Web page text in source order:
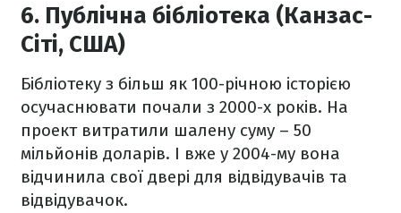
6. Публічна бібліотека (Канзас-
Сіті, США)
Бібліотеку з більш як 100-річною історією
осучаснювати почали з 2000-х років. На
проект витратили шалену суму – 50
мільйонів доларів. І вже у 2004-му вона
відчинила свої двері для відвідувачів та
відвідувачок.